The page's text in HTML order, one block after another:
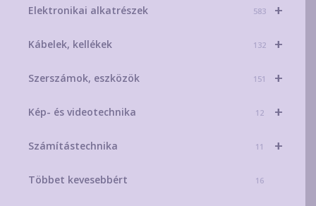
+
Elektronikai alkatrészek 583
+
Kábelek, kellékek 132
+
Szerszámok, eszközök 151
+
Kép- és videotechnika 12
+
Számítástechnika 11
Többet kevesebbért 16